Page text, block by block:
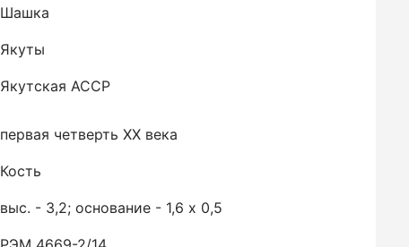
Шашка
Якуты
Якутская ACCP
первая четверть ХХ века
Кость
выс. - 3,2; основание - 1,6 х 0,5